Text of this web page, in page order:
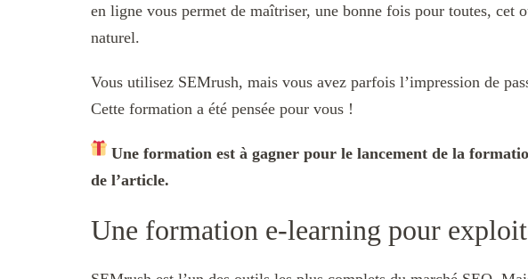
en ligne vous permet de maîtriser, une bonne fois pour toutes, cet
naturel.
Vous utilisez SEMrush, mais vous avez parfois l’impression de
Cette formation a été pensée pour vous !
Une formation est à gagner pour le lancement de la
de l’article.
Une formation e-learning pour